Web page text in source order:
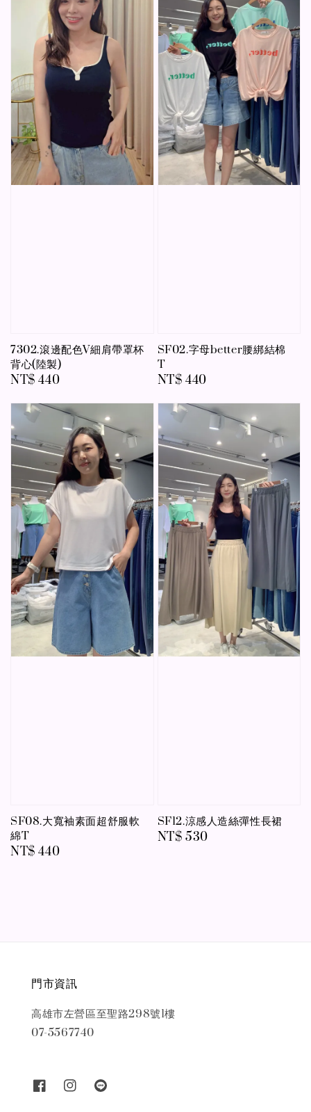
7302.滾邊配色V細肩帶罩杯
背心(陸製)
Regular
NT$ 440
SF02.字母better腰綁結棉
T
Regular
NT$ 440
SF08.大寬袖素面超舒服軟
綿T
Regular
NT$ 440
SF12.涼感人造絲彈性長裙
Regular
NT$ 530
門市資訊
高雄市左營區至聖路298號1樓
07-5567740